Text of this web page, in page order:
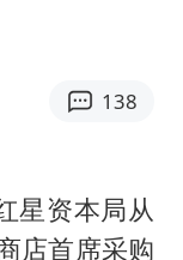
震
陕西柞水泥石流已致2死 仍有1人失联
考
店主称换“青海拉面”招牌后生意更好
138
星资本局从
店首席采购